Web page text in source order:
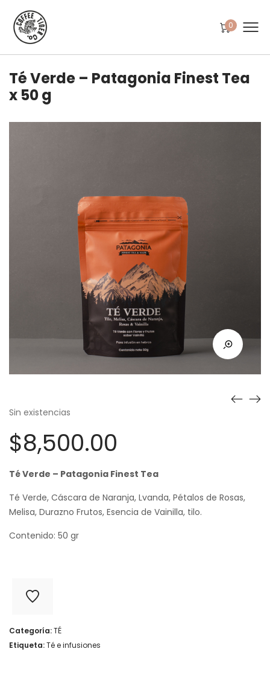
0
Té Verde – Patagonia Finest Tea
x 50 g
Sin existencias
$8,500.00
Té Verde – Patagonia Finest Tea
Té Verde, Cáscara de Naranja, Lvanda, Pétalos de Rosas,
Melisa, Durazno Frutos, Esencia de Vainilla, tilo.
Contenido: 50 gr
Categoría:TÉ
Etiqueta:Té e infusiones